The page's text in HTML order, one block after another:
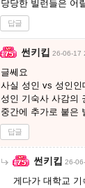
당당한 빌런들은 어
답글
썬키킵 26-06-17
글쎄요
사실 성인 vs 성인인
성인 기숙사 사감의
중간에 추가로 붙은
답글
썬키킵 26-
게다가 대학교 기